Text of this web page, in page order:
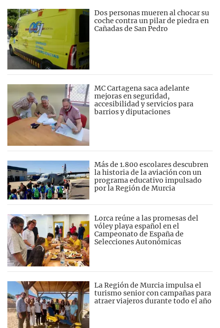
Dos personas mueren al chocar su
coche contra un pilar de piedra en
Cañadas de San Pedro
MC Cartagena saca adelante
mejoras en seguridad,
accesibilidad y servicios para
barrios y diputaciones
Más de 1.800 escolares descubren
la historia de la aviación con un
programa educativo impulsado
por la Región de Murcia
Lorca reúne a las promesas del
vóley playa español en el
Campeonato de España de
Selecciones Autonómicas
La Región de Murcia impulsa el
turismo senior con campañas para
atraer viajeros durante todo el año